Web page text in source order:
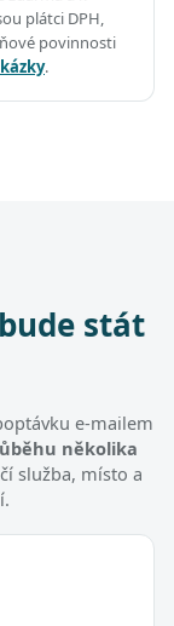
plátci DPH,
povinnosti
.
stát
e-mailem
několika
služba, místo a